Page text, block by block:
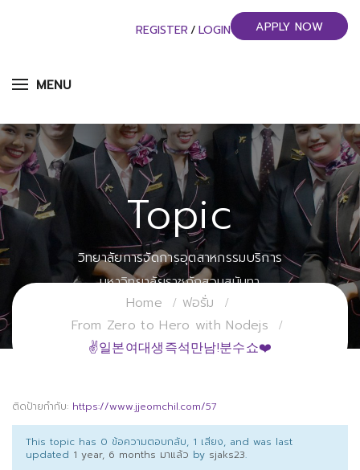
MENU
REGISTER / LOGIN APPLY NOW
Topic
วิทยาลัยการจัดการอุตสาหกรรมบริการ
มหาวิทยาลัยราชภัฏสวนสุนันทา
Home
ฟอรั่ม
From Zero to Hero with Nodejs
✌일본여대생즉석만남!분수쇼❤️
ติดป้ายกำกับ: https://www.jjeomchil.com/57
This topic has 0 ข้อความตอบกลับ, 1 เสียง, and was last
updated 1 year, 6 months มาแล้ว by sjaks23.